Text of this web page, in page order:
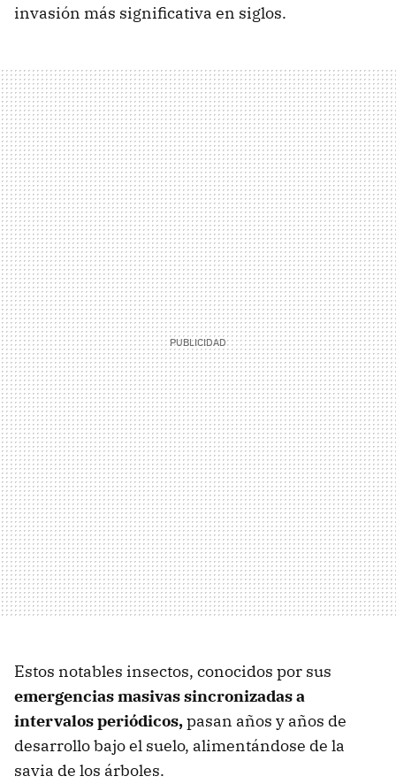
invasión más significativa en siglos.
Estos notables insectos, conocidos por sus
emergencias masivas sincronizadas a
intervalos periódicos,pasan años y años de
desarrollo bajo el suelo, alimentándose de la
savia de los árboles.